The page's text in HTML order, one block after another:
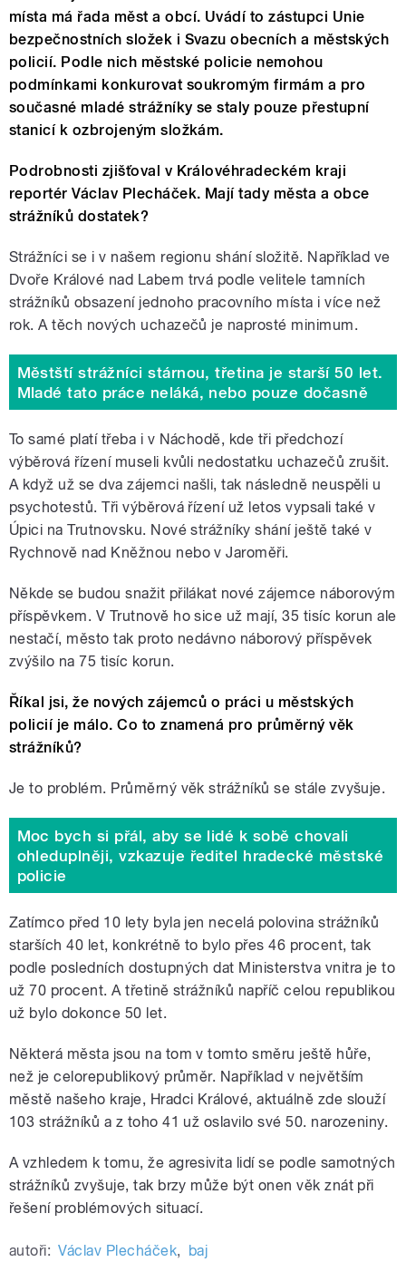
místa má řada měst a obcí. Uvádí to zástupci Unie
bezpečnostních složek i Svazu obecních a městských
policií. Podle nich městské policie nemohou
podmínkami konkurovat soukromým firmám a pro
současné mladé strážníky se staly pouze přestupní
stanicí k ozbrojeným složkám.
Podrobnosti zjišťoval v Královéhradeckém kraji
reportér Václav Plecháček. Mají tady města a obce
strážníků dostatek?
Strážníci se i v našem regionu shání složitě. Například ve
Dvoře Králové nad Labem trvá podle velitele tamních
strážníků obsazení jednoho pracovního místa i více než
rok. A těch nových uchazečů je naprosté minimum.
Městští strážníci stárnou, třetina je starší 50 let.
Mladé tato práce neláká, nebo pouze dočasně
To samé platí třeba i v Náchodě, kde tři předchozí
výběrová řízení museli kvůli nedostatku uchazečů zrušit.
A když už se dva zájemci našli, tak následně neuspěli u
psychotestů. Tři výběrová řízení už letos vypsali také v
Úpici na Trutnovsku. Nové strážníky shání ještě také v
Rychnově nad Kněžnou nebo v Jaroměři.
Někde se budou snažit přilákat nové zájemce náborovým
příspěvkem. V Trutnově ho sice už mají, 35 tisíc korun ale
nestačí, město tak proto nedávno náborový příspěvek
zvýšilo na 75 tisíc korun.
Říkal jsi, že nových zájemců o práci u městských
policií je málo. Co to znamená pro průměrný věk
strážníků?
Je to problém. Průměrný věk strážníků se stále zvyšuje.
Moc bych si přál, aby se lidé k sobě chovali
ohleduplněji, vzkazuje ředitel hradecké městské
policie
Zatímco před 10 lety byla jen necelá polovina strážníků
starších 40 let, konkrétně to bylo přes 46 procent, tak
podle posledních dostupných dat Ministerstva vnitra je to
už 70 procent. A třetině strážníků napříč celou republikou
už bylo dokonce 50 let.
Některá města jsou na tom v tomto směru ještě hůře,
než je celorepublikový průměr. Například v největším
městě našeho kraje, Hradci Králové, aktuálně zde slouží
103 strážníků a z toho 41 už oslavilo své 50. narozeniny.
A vzhledem k tomu, že agresivita lidí se podle samotných
strážníků zvyšuje, tak brzy může být onen věk znát při
řešení problémových situací.
autoři: Václav Plecháček, baj